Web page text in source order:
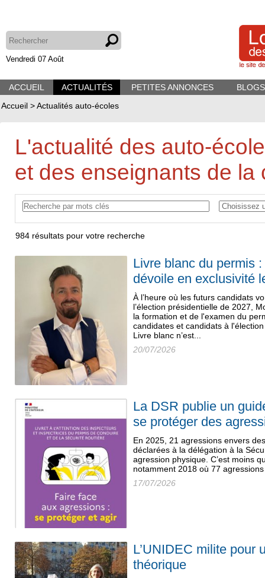
Vendredi 07 Août
ACCUEIL ACTUALITÉS PETITES ANNONCES
Accueil >Actualités auto-écoles
L'actualité des auto-
et des enseignants de la
984 résultats pour votre recherche
Livre blanc du permis
dévoile en exclusivité
À l’heure où les futurs candidats
l’élection présidentielle de 2027,
la formation et de l'examen du
candidates et candidats à
Livre blanc n’est...
20/07/2026
La DSR publie un
se protéger des
En 2025, 21 agressions envers
déclarées à la délégation à la
agression physique. C’est moins
notamment 2018 où 77
17/07/2026
L’UNIDEC milite pour
théorique